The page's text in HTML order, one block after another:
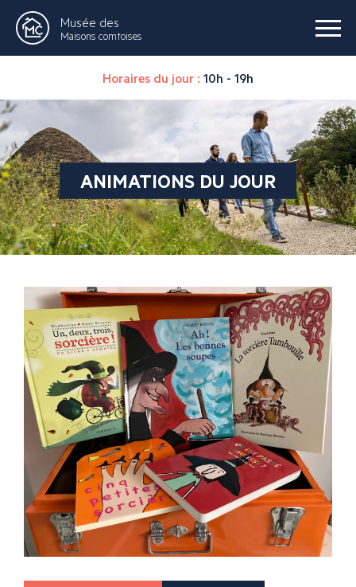
Musée des
Maisons comtoises
Horaires du jour : 10h - 19h
ANIMATIONS DU JOUR